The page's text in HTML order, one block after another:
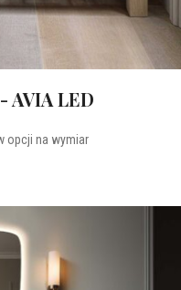
AVIA LED
opcji na wymiar